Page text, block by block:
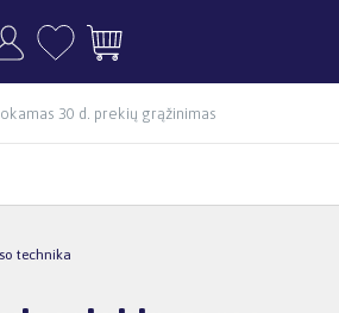
30 d. prekių grąžinimas
technika